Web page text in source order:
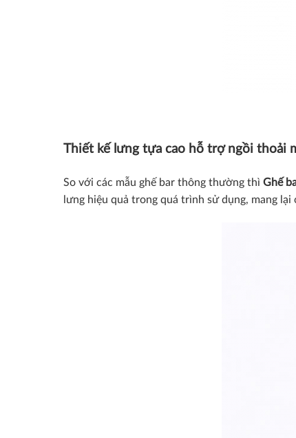
Thiết kế lưng tựa cao hỗ trợ ngồi thoải
So với các mẫu ghế bar thông thường thì Ghế
lưng hiệu quả trong quá trình sử dụng, mang